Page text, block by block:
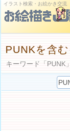
イラスト検索・お絵かき交流
PUNKを含
キーワード「PUNK